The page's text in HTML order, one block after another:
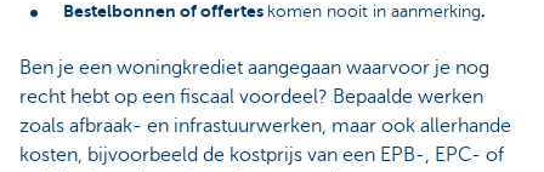
Bestelbonnen of offertes komen nooit in aanmerking.
Ben je een woningkrediet aangegaan waarvoor je nog
recht hebt op een fiscaal voordeel? Bepaalde werken
zoals afbraak- en infrastuurwerken, maar ook allerhande
kosten, bijvoorbeeld de kostprijs van een EPB-, EPC- of